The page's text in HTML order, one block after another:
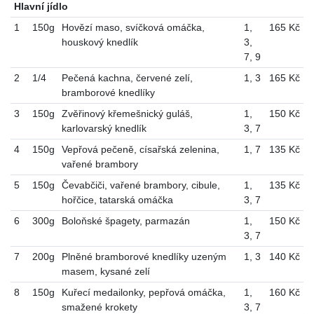
Hlavní jídlo
1
150g
Hovězí maso, svíčková omáčka,
houskový knedlík
1,
3,
7, 9
165 Kč
2 1/4
Pečená kachna, červené zelí,
bramborové knedlíky
1, 3 165 Kč
3 150g
Zvěřinový křemešnický guláš,
karlovarský knedlík
1,
3, 7
150 Kč
4 150g
Vepřová pečeně, císařská zelenina,
vařené brambory
1, 7 135 Kč
5 150g
Čevabčiči, vařené brambory, cibule,
hořčice, tatarská omáčka
1,
3, 7
135 Kč
6 300g Boloňské špagety, parmazán 1,
3, 7
150 Kč
7 200g
Plněné bramborové knedlíky uzeným
masem, kysané zelí
1, 3 140 Kč
8 150g
Kuřecí medailonky, pepřová omáčka,
smažené krokety
1,
3, 7
160 Kč